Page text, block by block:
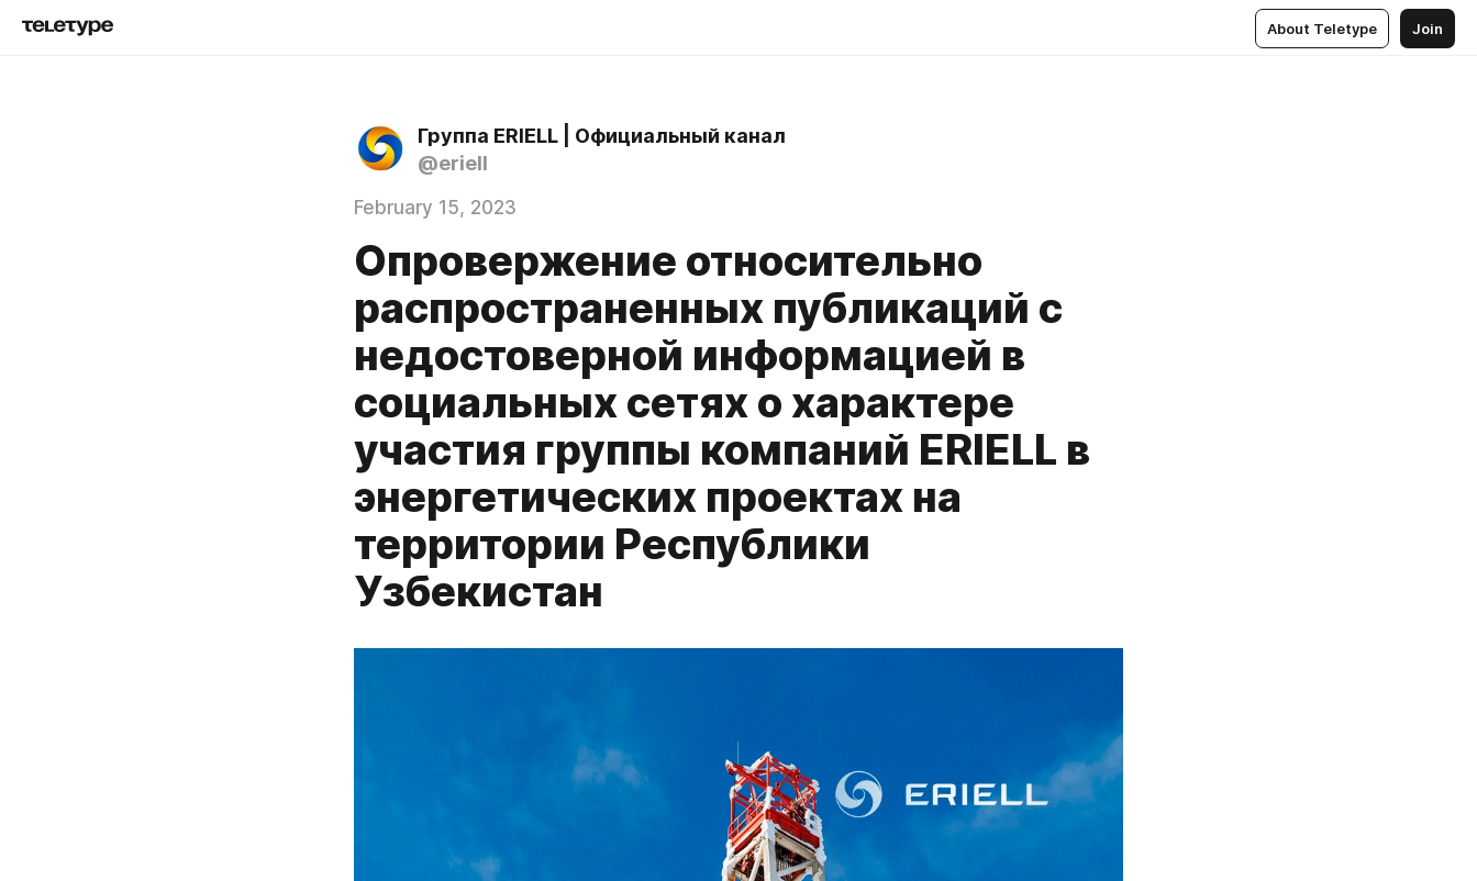
About Teletype Join
Группа ERIELL | Официальный канал
@eriell
February 15, 2023
Опровержение относительно
распространенных публикаций с
недостоверной информацией в
социальных сетях о характере
участия группы компаний ERIELL в
энергетических проектах на
территории Республики
Узбекистан